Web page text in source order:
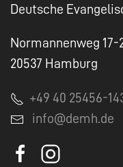
Deutsche
Normannenweg 17-
20537 Hamburg
+49 40 25456-
info@demh.de